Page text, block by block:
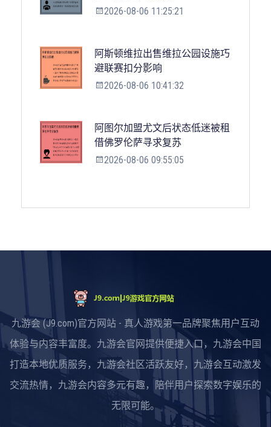
2026-08-06 11:25:21
阿斯顿维拉出售维拉公园设施巧
避联赛扣分影响
2026-08-06 10:41:32
阿图尔加盟尤文后状态低迷被租
借佛罗伦萨寻求复苏
2026-08-06 09:55:05
九游会 (J9.com)官方网站 - 真人游戏第一品牌聚焦用户互动
体验与内容丰富度。九游会官网提供便捷入口，九游会中国
打造本地优质服务，九游会社区活跃友好，九游会互动激发
交流热情，九游会内容多元有趣，陪伴用户探索数字娱乐的
无限可能。